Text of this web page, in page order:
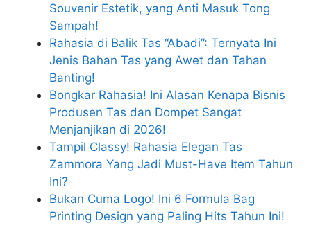
Souvenir Estetik, yang Anti Masuk Tong
Sampah!
Rahasia di Balik Tas “Abadi”: Ternyata Ini
Jenis Bahan Tas yang Awet dan Tahan
Banting!
Bongkar Rahasia! Ini Alasan Kenapa Bisnis
Produsen Tas dan Dompet Sangat
Menjanjikan di 2026!
Tampil Classy! Rahasia Elegan Tas
Zammora Yang Jadi Must-Have Item Tahun
Ini?
Bukan Cuma Logo! Ini 6 Formula Bag
Printing Design yang Paling Hits Tahun Ini!